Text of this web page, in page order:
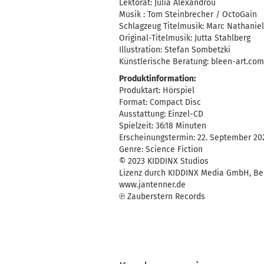
Lektorat: Julia Alexandrou
Musik : Tom Steinbrecher / OctoGain
Schlagzeug Titelmusik: Marc Nathaniel
Original-Titelmusik: Jutta Stahlberg
Illustration: Stefan Sombetzki
Künstlerische Beratung: bleen-art.com
Produktinformation:
Produktart: Hörspiel
Format: Compact Disc
Ausstattung: Einzel-CD
Spielzeit: 36:18 Minuten
Erscheinungstermin: 22. September
Genre: Science Fiction
© 2023 KIDDINX Studios
Lizenz durch KIDDINX Media GmbH,
www.jantenner.de
℗ Zauberstern Records